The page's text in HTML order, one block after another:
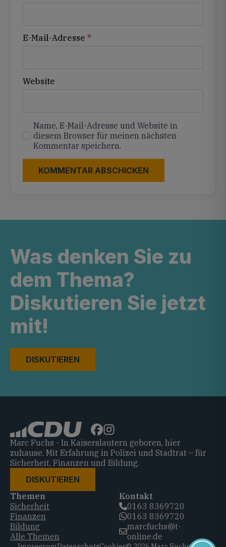
E-Mail-Adresse *
Website
Name, E-Mail-Adresse und Website in
diesem Browser für meinen nächsten
Kommentar speichern.
Was denken Sie zu
dem Thema?
Diskutieren Sie jetzt
mit!
DISKUTIEREN
Marc Fuchs - In Kaiserslautern geboren, hier
zuhause. Mit Erfahrung in Polizei und Stadtrat – für
Sicherheit, Finanzen und Bildung.
DISKUTIEREN
Themen
Sicherheit
Finanzen
Bildung
Alle Themen
Kontakt
0163 8369720‬
0163 8369720‬
marcfuchs@t-
online.de